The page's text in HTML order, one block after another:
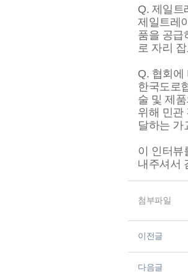
Q. 제일트
제일트레
품을 공급
로 자리
Q. 협회에
한국도로
술 및 제
위해 민관
달하는 가
이 인터뷰
내주셔서
첨부파일
이전글
다음글